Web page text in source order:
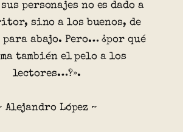
personajes no es dado a
sino a los buenos, de
para abajo. Pero… ¿por qué
también el pelo a los
lectores…?».
Alejandro López ~